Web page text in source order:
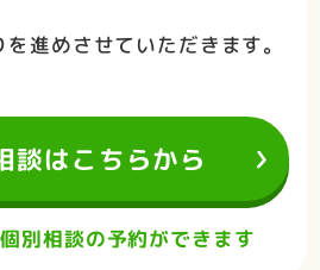
進めさせていただきます。
談はこちらから
別相談の予約ができます